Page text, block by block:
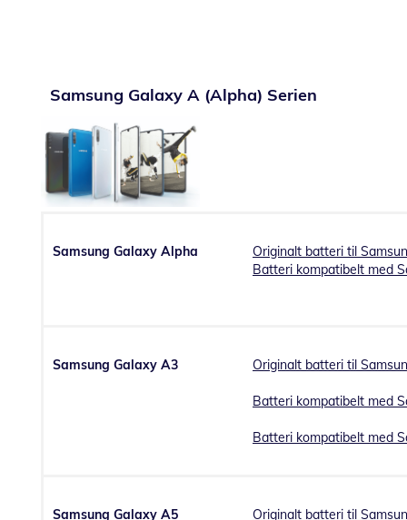
Samsung Galaxy A (Alpha) Serien
Samsung Galaxy Alpha
Originalt batteri til
Batteri kompatibelt med
Samsung Galaxy A3 Originalt batteri til
Batteri kompatibelt med
Batteri kompatibelt med
Samsung Galaxy A5 Originalt batteri til